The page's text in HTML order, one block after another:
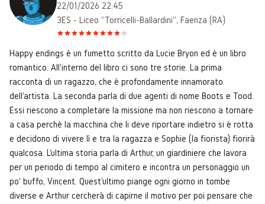
22/01/2026 22:45
3ES - Liceo "Torricelli-Ballardini", Faenza (RA)
Happy endings è un fumetto scritto da Lucie Bryon ed è un libro
romantico. All'interno del libro ci sono tre storie. La prima
racconta di un ragazzo, che è profondamente innamorato
dell'artista. La seconda parla di due agenti di nome Boots e Tood.
Essi riescono a completare la missione ma non riescono a tornare
a casa perchè la macchina che li deve riportare indietro si è rotta
e decidono di vivere lì e tra la ragazza e Sophie (la fiorista) fiorirà
qualcosa. L'ultima storia parla di Arthur, un giardiniere che lavora
per un periodo di tempo al cimitero e incontra un personaggio un
po' buffo, Vincent. Quest'ultimo piange ogni giorno in tombe
diverse e Arthur cercherà di capirne il motivo per poi pensare che